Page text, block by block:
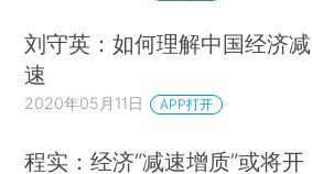
刘守英：如何理解中国经济减
速
2020年05月11日 APP打开
程实：经济“减速增质”或将开